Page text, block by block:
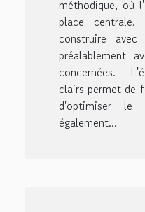
méthodique, où
place
construire
préalablement
concernées.
clairs permet de
d'optimiser
également...